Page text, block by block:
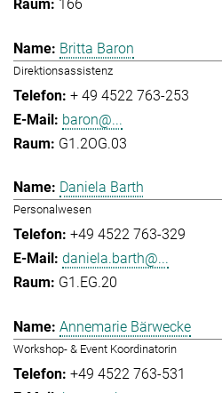
166
Britta Baron
Direktionsassistenz
+ 49 4522 763-253
baron@...
G1.2OG.03
Daniela Barth
Personalwesen
+49 4522 763-329
daniela.barth@...
G1.EG.20
Annemarie Bärwecke
Workshop- & Event Koordinatorin
+49 4522 763-531